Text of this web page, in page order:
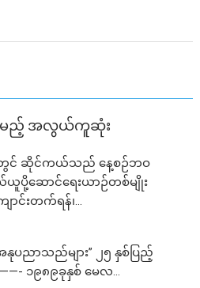
ည့် အလွယ်ကူဆုံး
င်ငံတွင် ဆိုင်ကယ်သည် နေ့စဉ်ဘဝ
ပို့ဆောင်ရေးယာဉ်တစ်မျိုး
င်းတက်ရန်၊...
ညာသည်များ” ၂၅ နှစ်ပြည့်
၁၉၈၉ခုနှစ် မေလ...